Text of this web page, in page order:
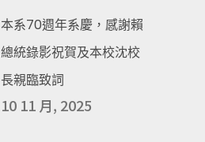
本系70週年系慶，感謝賴
總統錄影祝賀及本校沈校
長親臨致詞
10 11 月, 2025